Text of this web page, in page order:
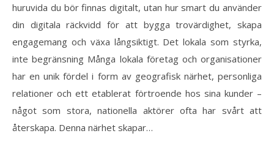
huruvida du bör finnas digitalt, utan hur smart du använder
din digitala räckvidd för att bygga trovärdighet, skapa
engagemang och växa långsiktigt. Det lokala som styrka,
inte begränsning Många lokala företag och organisationer
har en unik fördel i form av geografisk närhet, personliga
relationer och ett etablerat förtroende hos sina kunder –
något som stora, nationella aktörer ofta har svårt att
återskapa. Denna närhet skapar…